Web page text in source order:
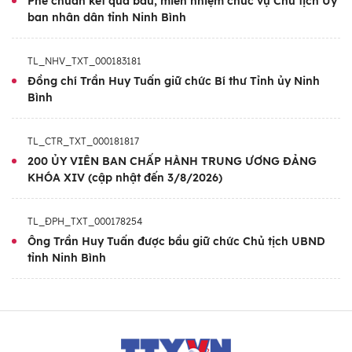
Trình độ chuyên môn: Thạc sĩ Kinh tế tài
nguyên thiên nhiên và môi trường; Kỹ sư Thủy
lợi; Cử nhân Kinh tế chính trị
ban nhân dân tỉnh Ninh Bình
TL_NHV_TXT_000183181
Đồng chí Trần Huy Tuấn giữ chức Bí thư Tỉnh ủy Ninh
Bình
TL_CTR_TXT_000181817
200 ỦY VIÊN BAN CHẤP HÀNH TRUNG ƯƠNG ĐẢNG
KHÓA XIV (cập nhật đến 3/8/2026)
TL_ĐPH_TXT_000178254
Ông Trần Huy Tuấn được bầu giữ chức Chủ tịch UBND
tỉnh Ninh Bình